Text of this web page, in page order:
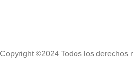
Copyright ©2024 Todos los derechos